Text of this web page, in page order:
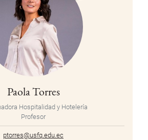
Paola Torres
Hospitalidad y Hotelería
Profesor
ptorres@usfq.edu.ec